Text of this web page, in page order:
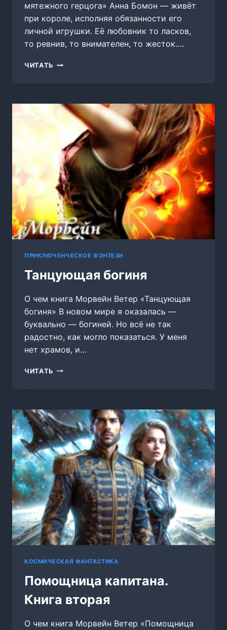
мятежного герцога» Анна Бомон — живёт
при короле, исполняя обязанности его
личной игрушки. Её любовник то ласков,
то ревнив, то внимателен, то жесток….
ЧИТАТЬ ФАВОРИТКА
ПРИКЛЮЧЕНЧЕСКОЕ ФЭНТЕЗИ
Танцующая богиня
О чем книга Морвейн Ветер «Танцующая
богиня» В новом мире я оказалась —
буквально — богиней. Но всё не так
радостно, как могло показаться. У меня
нет храмов, и…
ЧИТАТЬ ТАНЦУЮЩАЯ
КОСМИЧЕСКАЯ ФАНТАСТИКА
Помощница капитана.
Книга вторая
О чем книга Морвейн Ветер «Помощница